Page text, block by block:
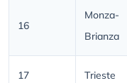
16
Monza-
Brianza
17 Trieste